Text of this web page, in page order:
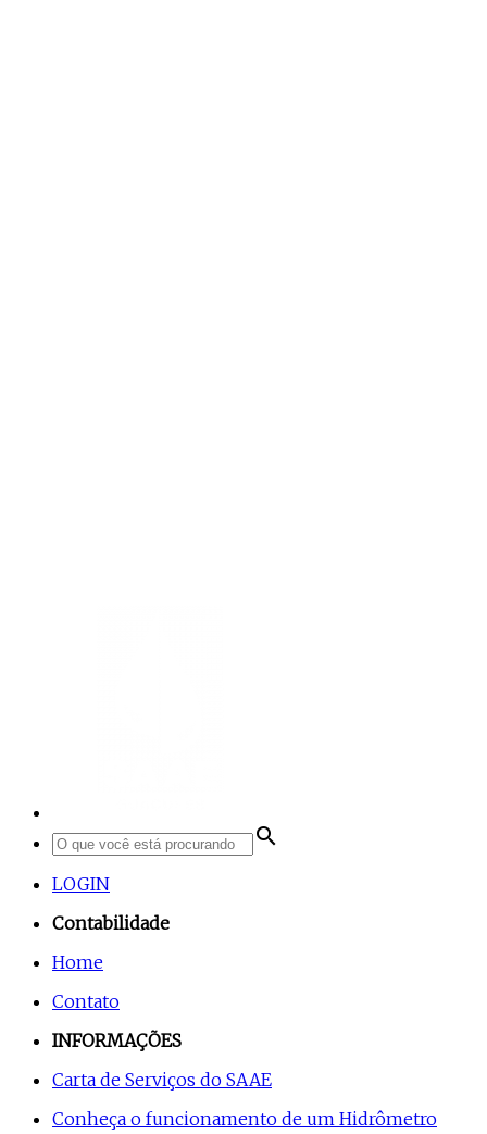
search
LOGIN
Contabilidade
Home
Contato
INFORMAÇÕES
Carta de Serviços do SAAE
Conheça o funcionamento de um Hidrômetro